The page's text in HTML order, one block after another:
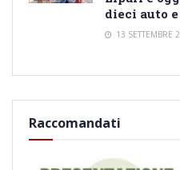
dieci auto
13 SETTEMBRE
Raccomandati